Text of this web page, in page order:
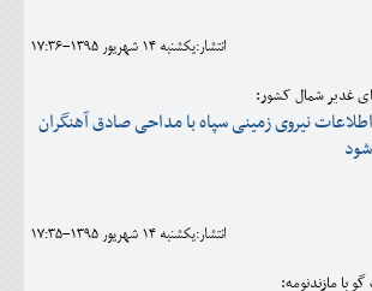
انتشار:يکشنبه 14 شهريور 1395-17:36
ای غدیر شمال کشور:
نیروی زمینی سپاه با مداحی صادق آهنگران
انتشار:يکشنبه 14 شهريور 1395-17:35
با مازندنومه: